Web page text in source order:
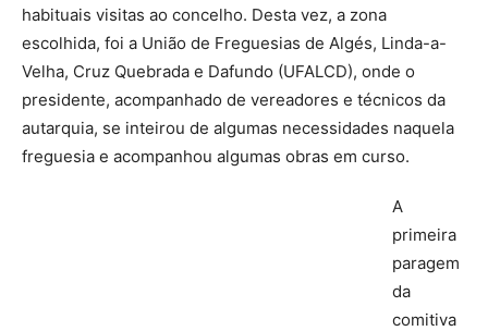
habituais visitas ao concelho. Desta vez, a zona
escolhida, foi a União de Freguesias de Algés, Linda-a-
Velha, Cruz Quebrada e Dafundo (UFALCD), onde o
presidente, acompanhado de vereadores e técnicos da
autarquia, se inteirou de algumas necessidades naquela
freguesia e acompanhou algumas obras em curso.
A
primeira
paragem
da
comitiva